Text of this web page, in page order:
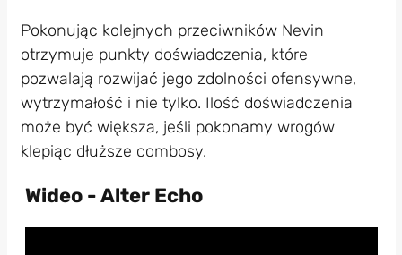
Pokonując kolejnych przeciwników Nevin
otrzymuje punkty doświadczenia, które
pozwalają rozwijać jego zdolności ofensywne,
wytrzymałość i nie tylko. Ilość doświadczenia
może być większa, jeśli pokonamy wrogów
klepiąc dłuższe combosy.
Wideo - Alter Echo